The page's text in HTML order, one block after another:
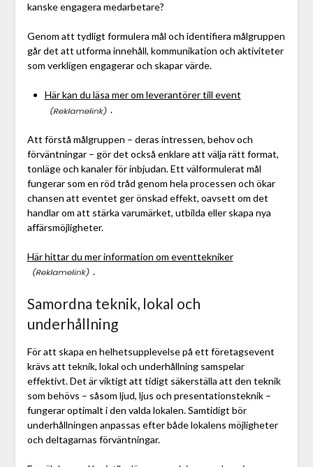
kanske engagera medarbetare?
Genom att tydligt formulera mål och identifiera målgruppen
går det att utforma innehåll, kommunikation och aktiviteter
som verkligen engagerar och skapar värde.
Här kan du läsa mer om leverantörer till event
.
Att förstå målgruppen – deras intressen, behov och
förväntningar – gör det också enklare att välja rätt format,
tonläge och kanaler för inbjudan. Ett välformulerat mål
fungerar som en röd tråd genom hela processen och ökar
chansen att eventet ger önskad effekt, oavsett om det
handlar om att stärka varumärket, utbilda eller skapa nya
affärsmöjligheter.
Här hittar du mer information om eventtekniker
.
Samordna teknik, lokal och
underhållning
För att skapa en helhetsupplevelse på ett företagsevent
krävs att teknik, lokal och underhållning samspelar
effektivt. Det är viktigt att tidigt säkerställa att den teknik
som behövs – såsom ljud, ljus och presentationsteknik –
fungerar optimalt i den valda lokalen. Samtidigt bör
underhållningen anpassas efter både lokalens möjligheter
och deltagarnas förväntningar.